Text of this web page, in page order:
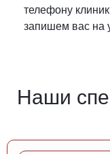
телефону
запишем вас на
Наши